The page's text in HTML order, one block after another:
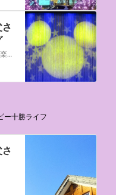
「ディズニー大好き！猫好き父さんの楽天ブログ」にようこそ！ いろんなブログサービスが廃止になるなか満を持して楽天ブログをはじめようと思います。 よろしくお願いいたします。
ー十勝ライフ